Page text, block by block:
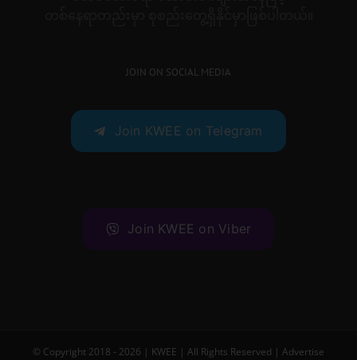
JOIN ON SOCIAL MEDIA
Join KWEE on Telegram
Join KWEE on Viber
© Copyright 2018 - 2026 | KWEE | All Rights Reserved | Advertise